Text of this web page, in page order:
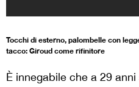
Tocchi di esterno, palombelle con
tacco: Giroud come rifinitore
È innegabile che a 29